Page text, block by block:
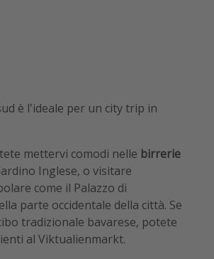
è l'ideale per un city trip in
mettervi comodi nelle birrerie
Inglese, o visitare
come il Palazzo di
parte occidentale della città. Se
tradizionale bavarese, potete
al Viktualienmarkt.